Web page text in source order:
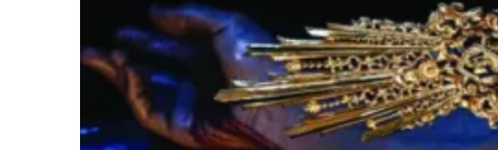
Fatos
Mais
Comprovados
Da
História
Antiga